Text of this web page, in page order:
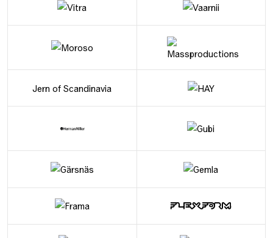
Jern of Scandinavia